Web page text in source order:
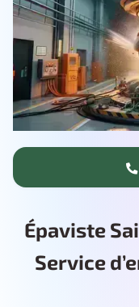
Épaviste
Service